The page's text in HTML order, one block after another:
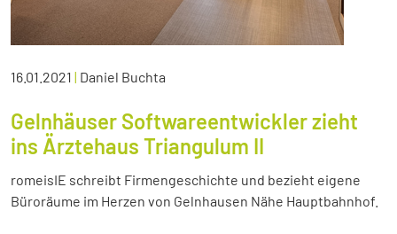
16.01.2021 | Daniel Buchta
Gelnhäuser Softwareentwickler zieht
ins Ärztehaus Triangulum II
romeisIE schreibt Firmengeschichte und bezieht eigene
Büroräume im Herzen von Gelnhausen Nähe Hauptbahnhof.